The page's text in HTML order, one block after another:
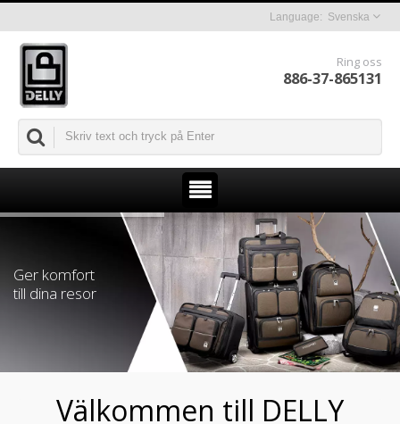
Svenska
Ring oss
886-37-865131
Ger komfort
till dina resor
Välkommen till DELLY